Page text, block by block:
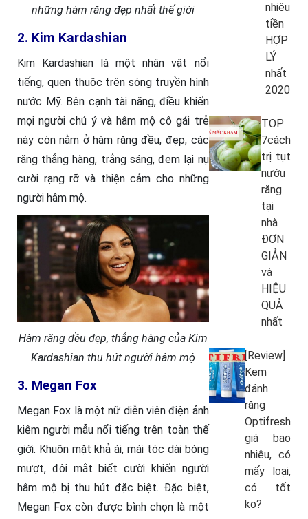
những hàm răng đẹp nhất thế giới
2. Kim Kardashian
Kim Kardashian là một nhân vật nổi
tiếng, quen thuộc trên sóng truyền hình
nước Mỹ. Bên cạnh tài năng, điều khiến
mọi người chú ý và hâm mộ cô gái trẻ
này còn nằm ở hàm răng đều, đẹp, các
răng thẳng hàng, trắng sáng, đem lại nụ
cười rạng rỡ và thiện cảm cho những
người hâm mộ.
Hàm răng đều đẹp, thẳng hàng của Kim
Kardashian thu hút người hâm mộ
3. Megan Fox
Megan Fox là một nữ diễn viên điện ảnh
kiêm người mẫu nổi tiếng trên toàn thế
giới. Khuôn mặt khả ái, mái tóc dài bóng
mượt, đôi mắt biết cười khiến người
hâm mộ bị thu hút đặc biệt. Đặc biệt,
Megan Fox còn được bình chọn là một
nhiêu
tiền
HỢP
LÝ
nhất
2020
TOP
7cách
trị tụt
nướu
răng
tại
nhà
ĐƠN
GIẢN
và
HIỆU
QUẢ
nhất
[Review]
Kem
đánh
răng
Optifresh
giá bao
nhiêu, có
mấy loại,
có tốt
ko?